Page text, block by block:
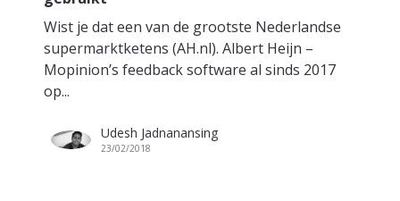
Wist je dat een van de grootste Nederlandse
supermarktketens (AH.nl). Albert Heijn –
Mopinion’s feedback software al sinds 2017
op...
Udesh Jadnanansing
23/02/2018